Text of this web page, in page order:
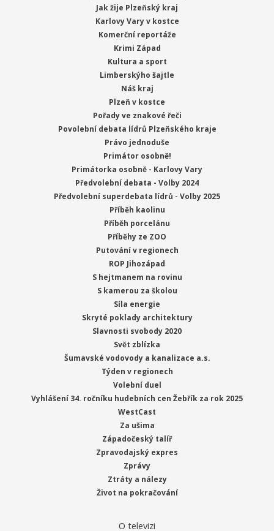
Jak žije Plzeňský kraj
Karlovy Vary v kostce
Komerční reportáže
Krimi Západ
Kultura a sport
Limberskýho šajtle
Náš kraj
Plzeň v kostce
Pořady ve znakové řeči
Povolební debata lídrů Plzeňského kraje
Právo jednoduše
Primátor osobně!
Primátorka osobně - Karlovy Vary
Předvolební debata - Volby 2024
Předvolební superdebata lídrů - Volby 2025
Příběh kaolinu
Příběh porcelánu
Příběhy ze ZOO
Putování v regionech
ROP Jihozápad
S hejtmanem na rovinu
S kamerou za školou
Síla energie
Skryté poklady architektury
Slavnosti svobody 2020
Svět zblízka
Šumavské vodovody a kanalizace a.s.
Týden v regionech
Volební duel
Vyhlášení 34. ročníku hudebních cen Žebřík za rok 2025
WestCast
Za ušima
Západočeský talíř
Zpravodajský expres
Zprávy
Ztráty a nálezy
Život na pokračování
O televizi